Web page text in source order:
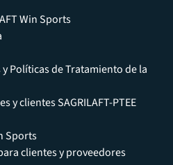
Win Sports
Políticas de Tratamiento de la
y clientes SAGRILAFT-PTEE
Sports
clientes y proveedores